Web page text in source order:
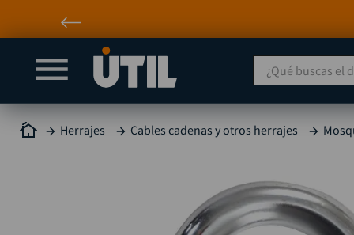
¿Qué buscas el día
Herrajes Cables cadenas y otros herrajes